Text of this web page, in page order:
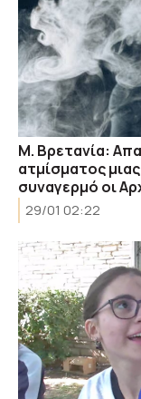
Μ. Βρετανία:
ατμίσματος
συναγερμό οι
29/01 02:22